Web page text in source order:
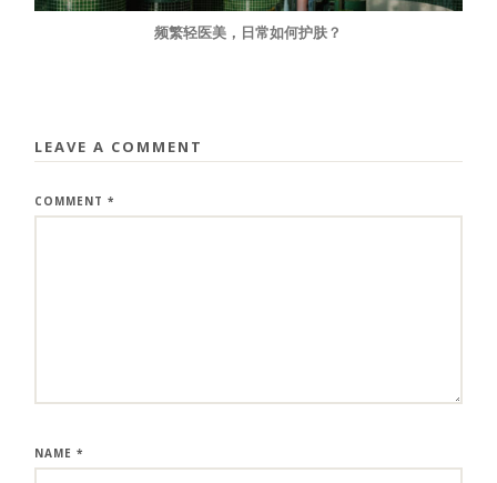
频繁轻医美，日常如何护肤？
LEAVE A COMMENT
COMMENT*
NAME*